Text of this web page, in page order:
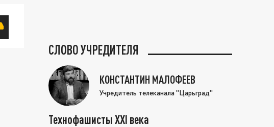
СЛОВО УЧРЕДИТЕЛЯ
КОНСТАНТИН МАЛОФЕЕВ
Учредитель телеканала "Царьград"
Технофашисты XXI века